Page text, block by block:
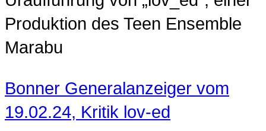
Produktion des Teen Ensemble
Marabu
Bonner Generalanzeiger vom
19.02.24, Kritik lov-ed